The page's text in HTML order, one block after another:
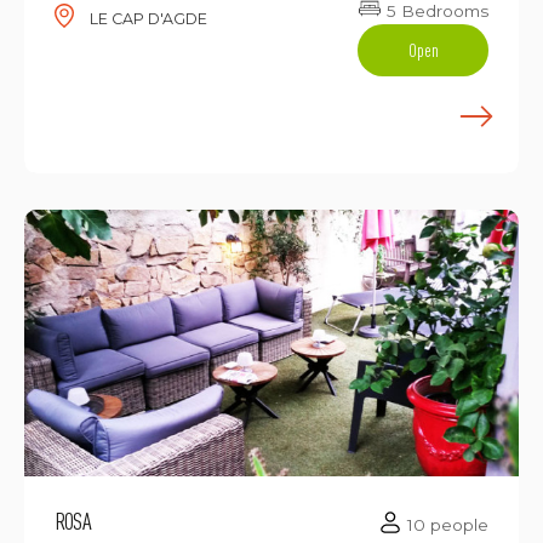
LE CAP D'AGDE 5 Bedrooms
Open
ROSA
10 people